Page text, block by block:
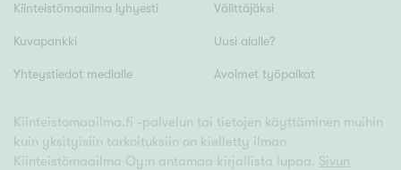
Hyvä
Tyydyttävä
Välttävä
Ominaisuudet
Hissi
Kiinteistömaailma lyhyesti
Kuvapankki
Yhteystiedot medialle
Välittäjäksi
Uusi alalle?
Avoimet työpaikat
Kiinteistomaailma.fi -palvelun tai tietojen käyttäminen muihin
kuin yksityisiin tarkoituksiin on kielletty ilman
Kiinteistömaailma Oy:n antamaa kirjallista lupaa. Sivun